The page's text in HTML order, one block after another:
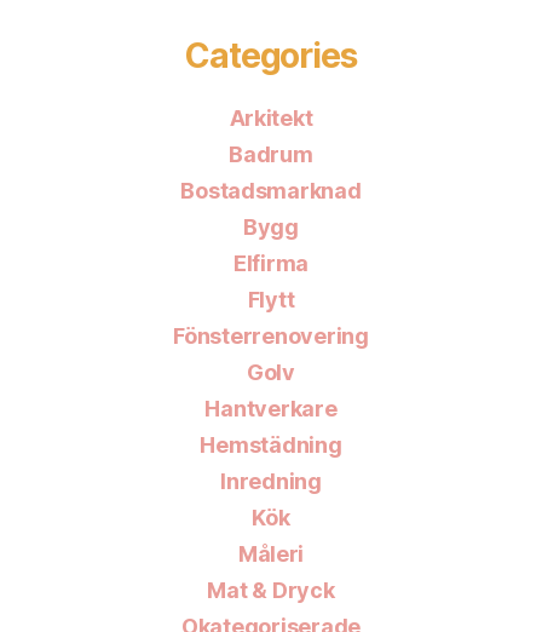
Categories
Arkitekt
Badrum
Bostadsmarknad
Bygg
Elfirma
Flytt
Fönsterrenovering
Golv
Hantverkare
Hemstädning
Inredning
Kök
Måleri
Mat & Dryck
Okategoriserade